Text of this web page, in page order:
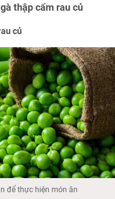
thập cẩm rau củ
củ
để thực hiện món ăn